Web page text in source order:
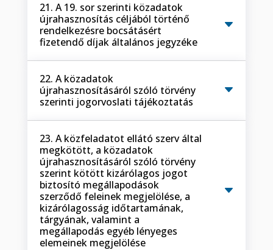
21. A 19. sor szerinti közadatok
újrahasznosítás céljából történő
rendelkezésre bocsátásért
fizetendő díjak általános jegyzéke
22. A közadatok
újrahasznosításáról szóló törvény
szerinti jogorvoslati tájékoztatás
23. A közfeladatot ellátó szerv által
megkötött, a közadatok
újrahasznosításáról szóló törvény
szerint kötött kizárólagos jogot
biztosító megállapodások
szerződő feleinek megjelölése, a
kizárólagosság időtartamának,
tárgyának, valamint a
megállapodás egyéb lényeges
elemeinek megjelölése